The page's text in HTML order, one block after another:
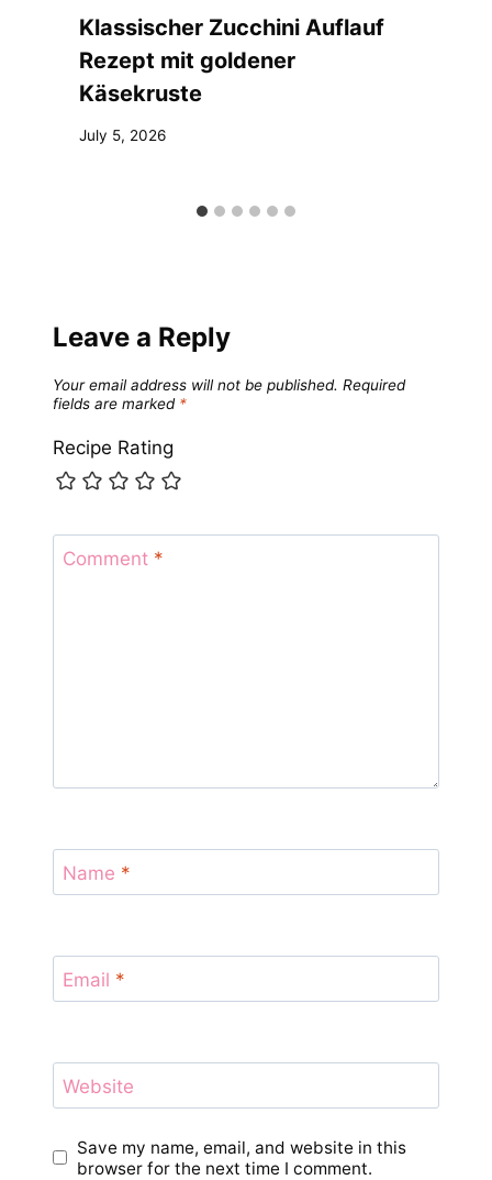
Klassischer Zucchini Auflauf
Rezept mit goldener
Käsekruste
July 5, 2026
Leave a Reply
Your email address will not be published. Required
fields are marked *
Recipe Rating
Comment *
Name *
Email *
Website
Save my name, email, and website in this
browser for the next time I comment.